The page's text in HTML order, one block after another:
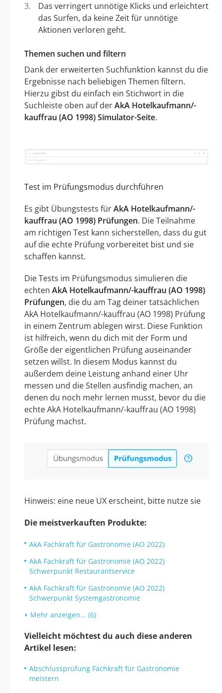
Das verringert unnötige Klicks und erleichtert
das Surfen, da keine Zeit für unnötige
Aktionen verloren geht.
Themen suchen und filtern
Dank der erweiterten Suchfunktion kannst du die
Ergebnisse nach beliebigen Themen filtern.
Hierzu gibst du einfach ein Stichwort in die
Suchleiste oben auf derAkA Hotelkaufmann/-
kauffrau (AO 1998) Simulator-Seite.
Test im Prüfungsmodus durchführen
Es gibt Übungstests fürAkA Hotelkaufmann/-
kauffrau (AO 1998) Prüfungen. Die Teilnahme
am richtigen Test kann sicherstellen, dass du gut
auf die echte Prüfung vorbereitet bist und sie
schaffen kannst.
Die Tests im Prüfungsmodus simulieren die
echten AkA Hotelkaufmann/-kauffrau (AO 1998)
Prüfungen, die du am Tag deiner tatsächlichen
AkA Hotelkaufmann/-kauffrau (AO 1998) Prüfung
in einem Zentrum ablegen wirst. Diese Funktion
ist hilfreich, wenn du dich mit der Form und
Größe der eigentlichen Prüfung auseinander
setzen willst. In diesem Modus kannst du
außerdem deine Leistung anhand einer Uhr
messen und die Stellen ausfindig machen, an
denen du noch mehr lernen musst, bevor du die
echte AkA Hotelkaufmann/-kauffrau (AO 1998)
Prüfung machst.
Hinweis: eine neue UX erscheint, bitte nutze sie
Die meistverkauften Produkte:
AkA Fachkraft für Gastronomie (AO 2022)
AkA Fachkraft für Gastronomie (AO 2022)
Schwerpunkt Restaurantservice
AkA Fachkraft für Gastronomie (AO 2022)
Schwerpunkt Systemgastronomie
Mehr anzeigen... (6)
Vielleicht möchtest du auch diese anderen
Artikel lesen:
Abschlussprüfung Fachkraft für Gastronomie
meistern